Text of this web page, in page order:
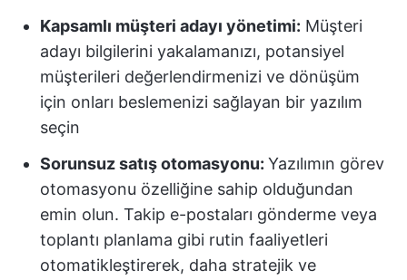
Kapsamlı müşteri adayı yönetimi: Müşteri
adayı bilgilerini yakalamanızı, potansiyel
müşterileri değerlendirmenizi ve dönüşüm
için onları beslemenizi sağlayan bir yazılım
seçin
Sorunsuz satış otomasyonu: Yazılımın görev
otomasyonu özelliğine sahip olduğundan
emin olun. Takip e-postaları gönderme veya
toplantı planlama gibi rutin faaliyetleri
otomatikleştirerek, daha stratejik ve